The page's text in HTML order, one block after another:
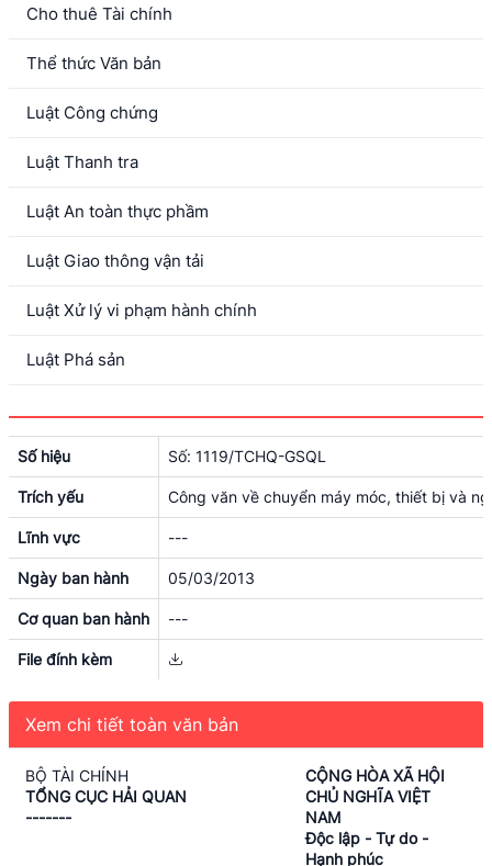
Cho thuê Tài chính
Thể thức Văn bản
Luật Công chứng
Luật Thanh tra
Luật An toàn thực phầm
Luật Giao thông vận tải
Luật Xử lý vi phạm hành chính
Luật Phá sản
Số hiệu Số: 1119/TCHQ-GSQL
Trích yếu Công văn về chuyển máy móc, thiết bị và
Lĩnh vực ---
Ngày ban hành 05/03/2013
Cơ quan ban hành ---
File đính kèm
Xem chi tiết toàn văn bản
BỘ TÀI CHÍNH
TỔNG CỤC HẢI QUAN
-------
CỘNG HÒA XÃ HỘI
CHỦ NGHĨA VIỆT
NAM
Độc lập - Tự do -
Hạnh phúc